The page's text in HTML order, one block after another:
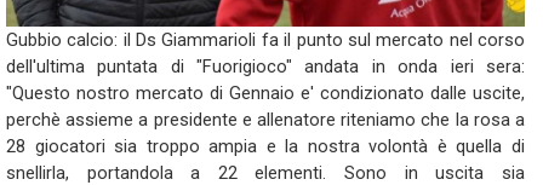
Gubbio calcio: il Ds Giammarioli fa il punto sul mercato nel corso
dell'ultima puntata di "Fuorigioco" andata in onda ieri sera:
"Questo nostro mercato di Gennaio e' condizionato dalle uscite,
perchè assieme a presidente e allenatore riteniamo che la rosa a
28 giocatori sia troppo ampia e la nostra volontà è quella di
snellirla, portandola a 22 elementi. Sono in uscita sia